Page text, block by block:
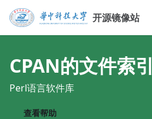
开源镜像站
CPAN的文件索引
Perl语言软件库
查看帮助